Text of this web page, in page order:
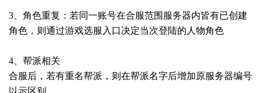
3、角色重复：若同一账号在合服范围服务器内皆有已创建
角色，则通过游戏选服入口决定当次登陆的人物角色
4、帮派相关
合服后，若有重名帮派，则在帮派名字后增加原服务器编号
以示区别